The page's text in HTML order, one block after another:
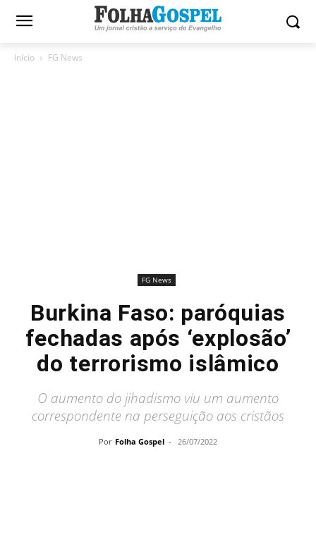
Início FG News
FG News
Burkina Faso: paróquias
fechadas após ‘explosão’
do terrorismo islâmico
O aumento do jihadismo viu um aumento
correspondente na perseguição aos cristãos
Por Folha Gospel - 26/07/2022